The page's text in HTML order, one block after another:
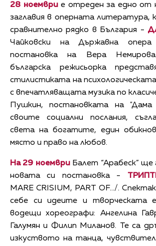
28 ноемврие отреден за едно от
заглавия в оперната литература,
сравнително рядко в България -
Чайковски на Държавна
постановка на Вера
българска режисьорка
стилистиката на
с впечатляващата музика по
Пушкин, постановката на
своите социални послания,
света на богатите, един
място и право на любов.
На 29 ноемвриБалет “Арабеск” ще
новата си постановка -
MARE CRISIUM, PART OF…/.
себе си идеите и творческата
водещи хореографи: Ангелина
Галумян и Филип Миланов. Те са
изкуството на танца,